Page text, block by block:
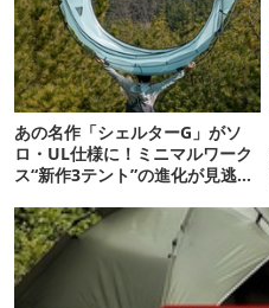
あの名作「シェルターG」がソ
ロ・UL仕様に！ミニマルワーク
ス“新作3テント”の進化が見逃せ